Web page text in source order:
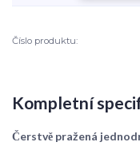
Číslo produktu:
Kompletní
Čerstvě pražená